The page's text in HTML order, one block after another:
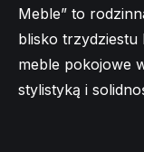
Meble” to
blisko trzydziestu
meble pokojowe
stylistyką i